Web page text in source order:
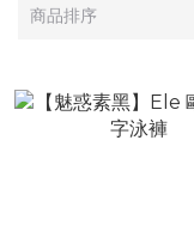
商品排序